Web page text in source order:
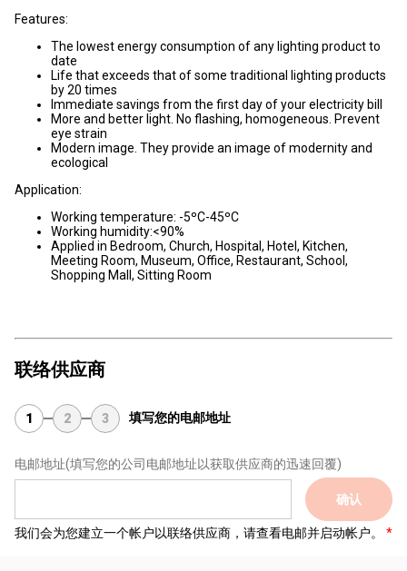
Features:
The lowest energy consumption of any lighting product to
date
Life that exceeds that of some traditional lighting products
by 20 times
Immediate savings from the first day of your electricity bill
More and better light. No flashing, homogeneous. Prevent
eye strain
Modern image. They provide an image of modernity and
ecological
Application:
Working temperature: -5ºC-45ºC
Working humidity:<90%
Applied in Bedroom, Church, Hospital, Hotel, Kitchen,
Meeting Room, Museum, Office, Restaurant, School,
Shopping Mall, Sitting Room
联络供应商
1 2 3 填写您的电邮地址
电邮地址(填写您的公司电邮地址以获取供应商的迅速回覆)
确认
我们会为您建立一个帐户以联络供应商，请查看电邮并启动帐户。